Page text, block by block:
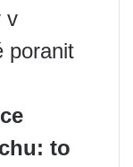
v
poranit
to